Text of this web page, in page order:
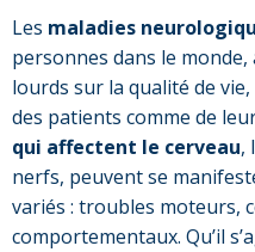
Les maladies
personnes dans le
lourds sur la qualité de
des patients comme de
qui affectent le cerveau,
nerfs, peuvent se
variés : troubles moteurs,
comportementaux. Qu’il